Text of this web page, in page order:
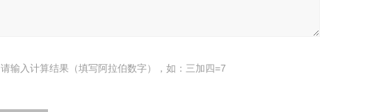
请输入计算结果（填写阿拉伯数字），如：三加四=7